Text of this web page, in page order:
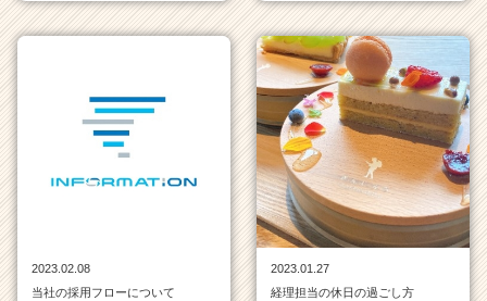
ア
キ
e
2023.02.08
当社の採用フローについて
2023.01.27
経理担当の休日の過ごし方